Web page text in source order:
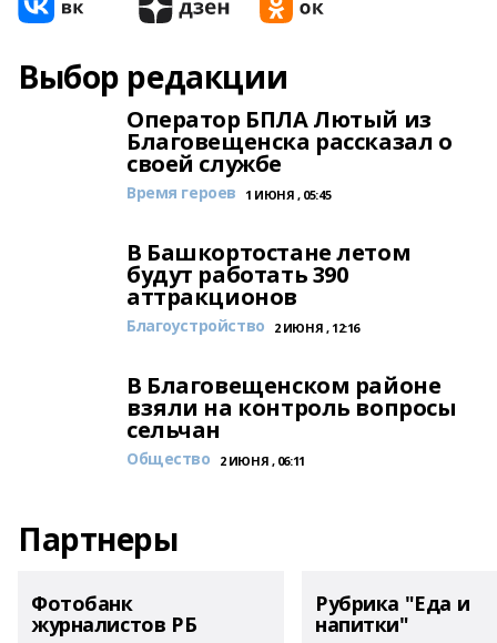
Выбор редакции
Оператор БПЛА Лютый из
Благовещенска рассказал о
своей службе
Время героев 1 ИЮНЯ , 05:45
В Башкортостане летом
будут работать 390
аттракционов
Благоустройство 2 ИЮНЯ , 12:16
В Благовещенском районе
взяли на контроль вопросы
сельчан
Общество 2 ИЮНЯ , 06:11
Партнеры
Фотобанк
журналистов РБ
Рубрика "Еда и
напитки"